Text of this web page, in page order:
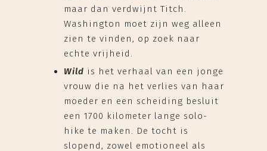
maar dan verdwijnt Titch.
Washington moet zijn weg alleen
zien te vinden, op zoek naar
echte vrijheid.
Wild is het verhaal van een jonge
vrouw die na het verlies van haar
moeder en een scheiding besluit
een 1700 kilometer lange solo-
hike te maken. De tocht is
slopend, zowel emotioneel als